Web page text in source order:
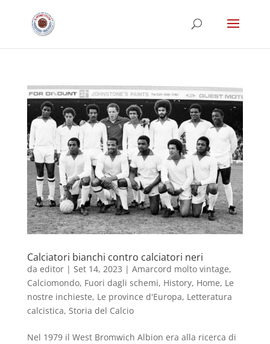
Calciatori bianchi contro calciatori neri
da editor| Set 14, 2023 | Amarcord molto vintage,
Calciomondo, Fuori dagli schemi, History, Home, Le
nostre inchieste, Le province d'Europa, Letteratura
calcistica, Storia del Calcio
Nel 1979 il West Bromwich Albion era alla ricerca di